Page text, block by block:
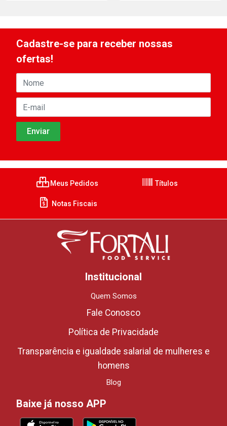
Cadastre-se para receber nossas
ofertas!
Meus Pedidos Títulos
Notas Fiscais
Institucional
Quem Somos
Fale Conosco
Política de Privacidade
Transparência e igualdade salarial de mulheres e
homens
Blog
Baixe já nosso APP